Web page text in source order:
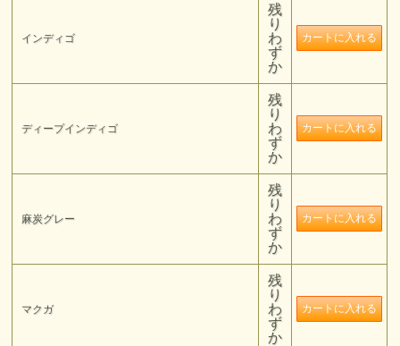
インディゴ
残
り
わ
ず
か
ディープインディゴ
残
り
わ
ず
か
麻炭グレー
残
り
わ
ず
か
マクガ
残
り
わ
ず
か